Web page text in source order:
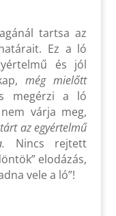
tartsa az
Ez a ló
és jól
még mielőtt
megérzi a ló
várja meg,
az egyértelmű
Nincs rejtett
elodázás,
vele a ló”!